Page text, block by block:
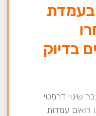
בעמדת
בדיוק
שינוי דרמטי
רואים עמדות